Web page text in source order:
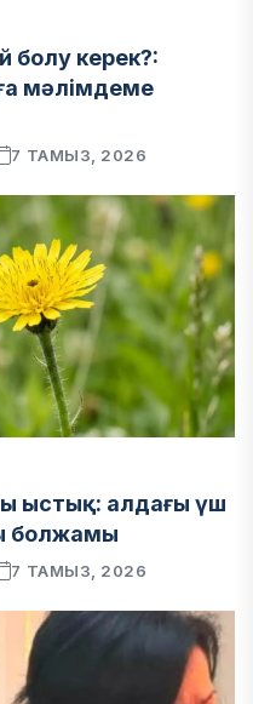
болу керек?:
мәлімдеме
7 ТАМЫЗ, 2026
ыстық: алдағы үш
болжамы
7 ТАМЫЗ, 2026